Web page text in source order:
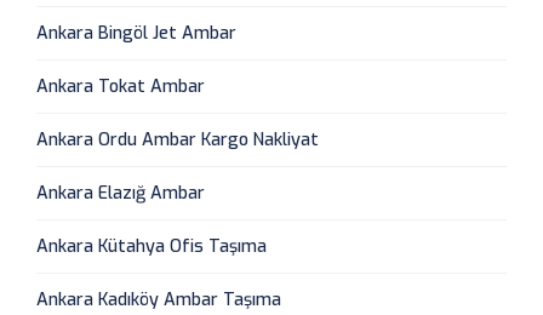
Ankara Bingöl Jet Ambar
Ankara Tokat Ambar
Ankara Ordu Ambar Kargo Nakliyat
Ankara Elazığ Ambar
Ankara Kütahya Ofis Taşıma
Ankara Kadıköy Ambar Taşıma